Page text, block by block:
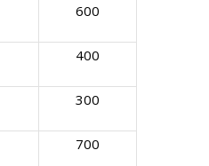
600
400
300
700